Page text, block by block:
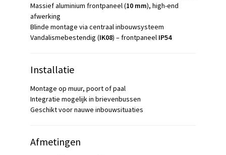
Massief aluminium frontpaneel (10 mm), high-end
afwerking
Blinde montage via centraal inbouwsysteem
Vandalismebestendig (IK08) – frontpaneel IP54
Installatie
Montage op muur, poort of paal
Integratie mogelijk in brievenbussen
Geschikt voor nauwe inbouwsituaties
Afmetingen